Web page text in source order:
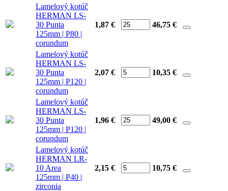
Lamelový kotúč
HERMAN LS-
30 Punta
125mm | P80 |
corundum
1,87 € 46,75 €
Lamelový kotúč
HERMAN LS-
30 Punta
125mm | P120 |
corundum
2,07 € 10,35 €
Lamelový kotúč
HERMAN LS-
30 Punta
125mm | P120 |
corundum
1,96 € 49,00 €
Lamelový kotúč
HERMAN LR-
10 Area
125mm | P40 |
zirconia
2,15 € 10,75 €